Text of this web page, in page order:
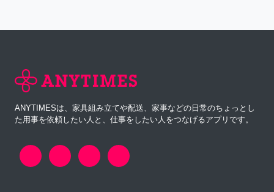
ANYTIMESは、家具組み立てや配送、家事などの日常のちょっとし
た用事を依頼したい人と、仕事をしたい人をつなげるアプリです。